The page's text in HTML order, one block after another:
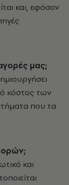
και, εφόσον
μας;
κόστος των
που τα
και